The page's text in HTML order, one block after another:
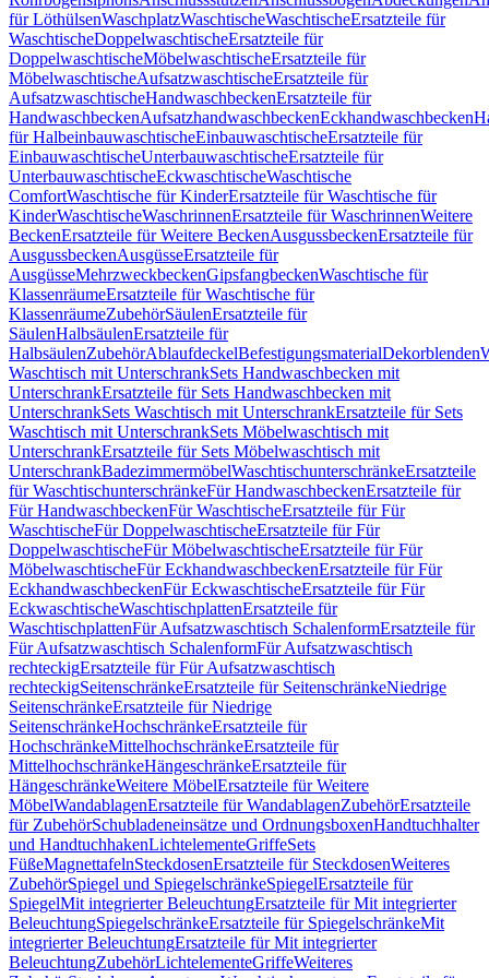
für LöthülsenWaschplatzWaschtischeWaschtischeErsatzteile für
WaschtischeDoppelwaschtischeErsatzteile für
DoppelwaschtischeMöbelwaschtischeErsatzteile für
MöbelwaschtischeAufsatzwaschtischeErsatzteile für
AufsatzwaschtischeHandwaschbeckenErsatzteile für
HandwaschbeckenAufsatzhandwaschbeckenEckhandwaschbecken
für HalbeinbauwaschtischeEinbauwaschtischeErsatzteile für
EinbauwaschtischeUnterbauwaschtischeErsatzteile für
UnterbauwaschtischeEckwaschtischeWaschtische
ComfortWaschtische für KinderErsatzteile für Waschtische für
KinderWaschtischeWaschrinnenErsatzteile für WaschrinnenWeitere
BeckenErsatzteile für Weitere BeckenAusgussbeckenErsatzteile für
AusgussbeckenAusgüsseErsatzteile für
AusgüsseMehrzweckbeckenGipsfangbeckenWaschtische für
KlassenräumeErsatzteile für Waschtische für
KlassenräumeZubehörSäulenErsatzteile für
SäulenHalbsäulenErsatzteile für
HalbsäulenZubehörAblaufdeckelBefestigungsmaterialDekorblenden
Waschtisch mit UnterschrankSets Handwaschbecken mit
UnterschrankErsatzteile für Sets Handwaschbecken mit
UnterschrankSets Waschtisch mit UnterschrankErsatzteile für Sets
Waschtisch mit UnterschrankSets Möbelwaschtisch mit
UnterschrankErsatzteile für Sets Möbelwaschtisch mit
UnterschrankBadezimmermöbelWaschtischunterschränkeErsatzteile
für WaschtischunterschränkeFür HandwaschbeckenErsatzteile für
Für HandwaschbeckenFür WaschtischeErsatzteile für Für
WaschtischeFür DoppelwaschtischeErsatzteile für Für
DoppelwaschtischeFür MöbelwaschtischeErsatzteile für Für
MöbelwaschtischeFür EckhandwaschbeckenErsatzteile für Für
EckhandwaschbeckenFür EckwaschtischeErsatzteile für Für
EckwaschtischeWaschtischplattenErsatzteile für
WaschtischplattenFür Aufsatzwaschtisch SchalenformErsatzteile für
Für Aufsatzwaschtisch SchalenformFür Aufsatzwaschtisch
rechteckigErsatzteile für Für Aufsatzwaschtisch
rechteckigSeitenschränkeErsatzteile für SeitenschränkeNiedrige
SeitenschränkeErsatzteile für Niedrige
SeitenschränkeHochschränkeErsatzteile für
HochschränkeMittelhochschränkeErsatzteile für
MittelhochschränkeHängeschränkeErsatzteile für
HängeschränkeWeitere MöbelErsatzteile für Weitere
MöbelWandablagenErsatzteile für WandablagenZubehörErsatzteile
für ZubehörSchubladeneinsätze und OrdnungsboxenHandtuchhalter
und HandtuchhakenLichtelementeGriffeSets
FüßeMagnettafelnSteckdosenErsatzteile für SteckdosenWeiteres
ZubehörSpiegel und SpiegelschränkeSpiegelErsatzteile für
SpiegelMit integrierter BeleuchtungErsatzteile für Mit integrierter
BeleuchtungSpiegelschränkeErsatzteile für SpiegelschränkeMit
integrierter BeleuchtungErsatzteile für Mit integrierter
BeleuchtungZubehörLichtelementeGriffeWeiteres